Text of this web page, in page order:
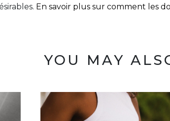
En savoir plus sur comment les
YOU MAY